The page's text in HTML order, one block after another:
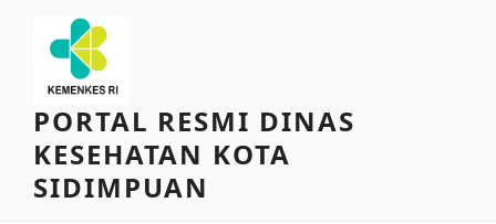
content
PORTAL RESMI DINAS
KESEHATAN KOTA
SIDIMPUAN